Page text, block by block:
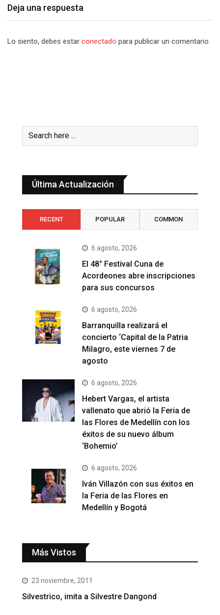
Deja una respuesta
Lo siento, debes estar conectado para publicar un comentario.
Última Actualización
RECENT POPULAR COMMON
6 agosto, 2026
El 48° Festival Cuna de
Acordeones abre inscripciones
para sus concursos
6 agosto, 2026
Barranquilla realizará el
concierto ‘Capital de la Patria
Milagro, este viernes 7 de
agosto
6 agosto, 2026
Hebert Vargas, el artista
vallenato que abrió la Feria de
las Flores de Medellín con los
éxitos de su nuevo álbum
‘Bohemio’
6 agosto, 2026
Iván Villazón con sus éxitos en
la Feria de las Flores en
Medellín y Bogotá
Más Vistos
23 noviembre, 2011
Silvestrico, imita a Silvestre Dangond